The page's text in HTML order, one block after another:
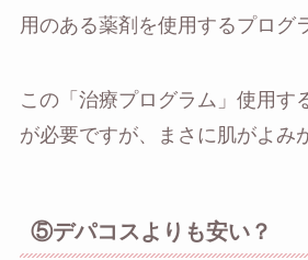
用のある薬剤を使用するプログ
この「治療プログラム」使用す
が必要ですが、まさに肌がよみ
⑤デパコスよりも安い？